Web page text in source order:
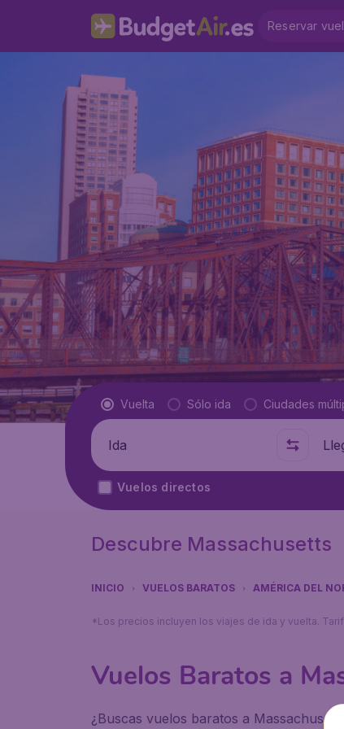
Reservar
Tipo de vuelo
Vuelta Sólo ida Ciudades
Salida de A
Vuelos directos
Descubre Massachusetts
INICIO VUELOS BARATOS AMÉRICA DEL
*Los precios incluyen los viajes de ida y vuelta.
Vuelos Baratos a
¿Buscas vuelos baratos a